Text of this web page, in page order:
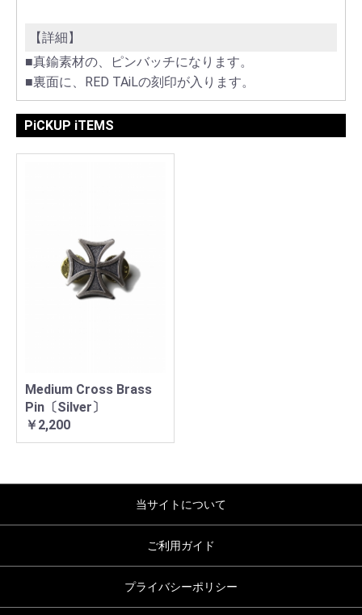
【詳細】
■真鍮素材の、ピンバッチになります。
■裏面に、RED TAiLの刻印が入ります。
PiCKUP iTEMS
Medium Cross Brass
Pin〔Silver〕
￥2,200
当サイトについて
ご利用ガイド
プライバシーポリシー